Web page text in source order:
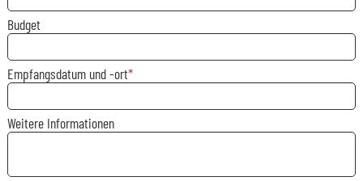
Budget
Empfangsdatum und -ort
Weitere Informationen